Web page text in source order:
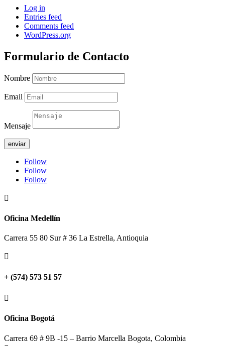
Log in
Entries feed
Comments feed
WordPress.org
Formulario de Contacto
Nombre
Email
Mensaje
enviar
Follow
Follow
Follow

Oficina Medellín
Carrera 55 80 Sur # 36 La Estrella, Antioquia

+ (574) 573 51 57

Oficina Bogotá
Carrera 69 # 9B -15 – Barrio Marcella Bogota, Colombia